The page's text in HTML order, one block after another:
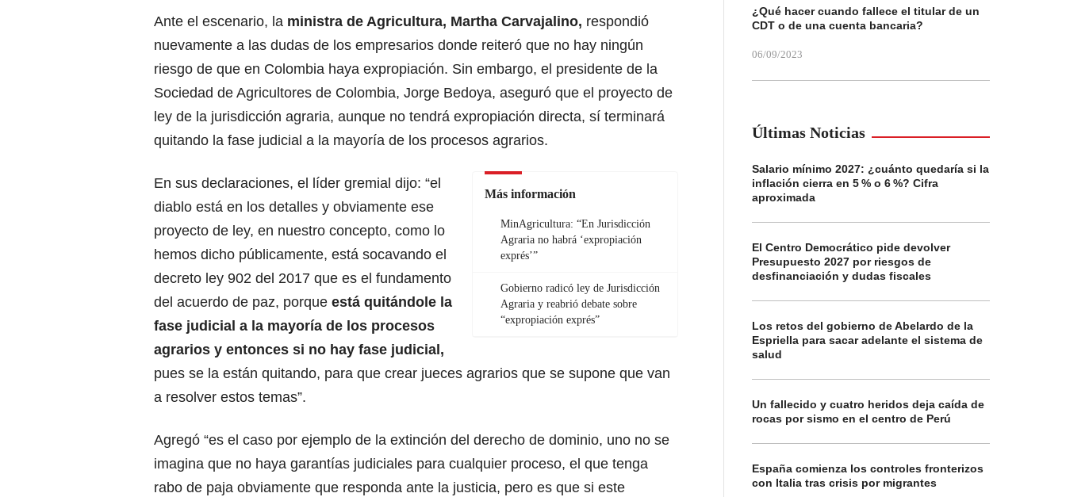
Ante el escenario, la ministra de Agricultura, Martha Carvajalino, respondió
nuevamente a las dudas de los empresarios donde reiteró que no hay ningún
riesgo de que en Colombia haya expropiación. Sin embargo, el presidente de la
Sociedad de Agricultores de Colombia, Jorge Bedoya, aseguró que el proyecto de
ley de la jurisdicción agraria, aunque no tendrá expropiación directa, sí terminará
quitando la fase judicial a la mayoría de los procesos agrarios.
Más información
MinAgricultura: “En Jurisdicción
Agraria no habrá ‘expropiación
exprés’”
Gobierno radicó ley de Jurisdicción
Agraria y reabrió debate sobre
“expropiación exprés”
En sus declaraciones, el líder gremial dijo: “el
diablo está en los detalles y obviamente ese
proyecto de ley, en nuestro concepto, como lo
hemos dicho públicamente, está socavando el
decreto ley 902 del 2017 que es el fundamento
del acuerdo de paz, porque está quitándole la
fase judicial a la mayoría de los procesos
agrarios y entonces si no hay fase judicial,
pues se la están quitando, para que crear jueces agrarios que se supone que van
a resolver estos temas”.
Agregó “es el caso por ejemplo de la extinción del derecho de dominio, uno no se
imagina que no haya garantías judiciales para cualquier proceso, el que tenga
rabo de paja obviamente que responda ante la justicia, pero es que si este
¿Qué hacer cuando fallece el titular de un
CDT o de una cuenta bancaria?
06/09/2023
Últimas Noticias
Salario mínimo 2027: ¿cuánto quedaría si la
inflación cierra en 5 % o 6 %? Cifra
aproximada
El Centro Democrático pide devolver
Presupuesto 2027 por riesgos de
desfinanciación y dudas fiscales
Los retos del gobierno de Abelardo de la
Espriella para sacar adelante el sistema de
salud
Un fallecido y cuatro heridos deja caída de
rocas por sismo en el centro de Perú
España comienza los controles fronterizos
con Italia tras crisis por migrantes